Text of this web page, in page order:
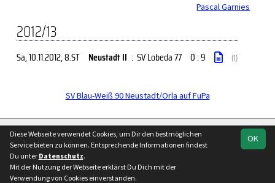
Pascal Garnies
2012/13
Sa, 10.11.2012, 8.ST Neustadt II : SV Lobeda 77 0 : 9 (1)
SV Blau-Weiß 90 Neustadt/Orla auf FuPa
soccero.de
Besucherstatistik
Datenschutz
OK
Diese Webseite verwendet Cookies, um Dir den bestmöglichen
Service bieten zu können. Entsprechende Informationen findest
Du unter Datenschutz.
Mit der Nutzung der Webseite erklärst Du Dich mit der
Verwendung von Cookies einverstanden.